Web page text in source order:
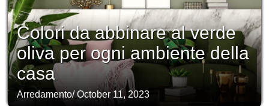
Colori da abbinare al verde
oliva per ogni ambiente della
casa
Arredamento/October 11, 2023